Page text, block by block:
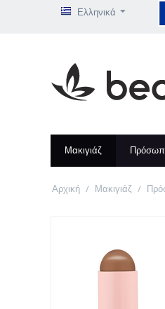
Ελληνικά
Μακιγιάζ
Αρχική / Μακιγιάζ /